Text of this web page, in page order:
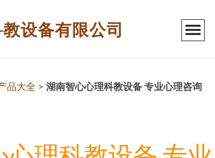
设备有限公司
品大全 > 湖南智心心理科教设备 专业心理咨询